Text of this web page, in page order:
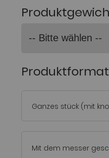
Produktformat
Ganzes stück (mit
Mit dem messer